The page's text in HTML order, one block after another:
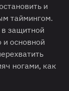
и
таймингом.
защитной
и основной
ногами, как